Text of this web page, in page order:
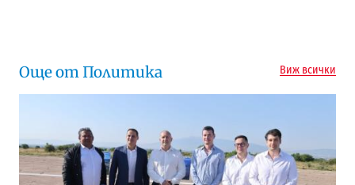
Още от Политика Виж всички